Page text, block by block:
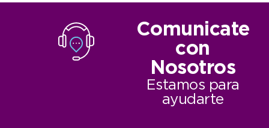
Comunicate
con
Nosotros
Estamos para
ayudarte